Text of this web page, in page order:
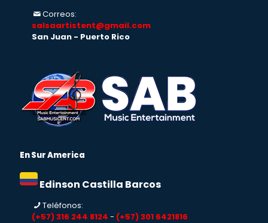
Correos:
salsaartistent@gmail.com
San Juan - Puerto Rico
En Sur America
Edinson Castilla Barcos
Teléfonos:
(+57) 316 244 8124 - (+57) 301 6421816